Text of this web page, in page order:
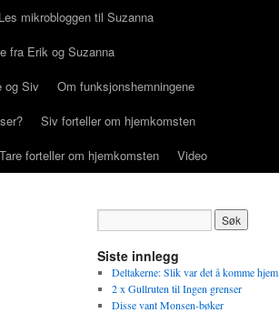
Les mikrobloggen til Suzanna
fra Erik og Suzanna
og Siv
Om funksjonshemningene
Siv forteller om hjemkomsten
Tare forteller om hjemkomsten Video
Siste innlegg
Deltakerne: Slik var det å komme hjem
2 x Gullruten til Ingen grenser
Disse vant Monsen-bøker